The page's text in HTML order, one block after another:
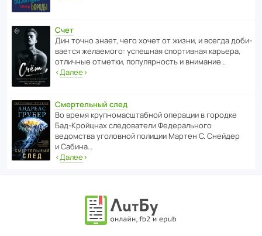
Счет
Дин точно знает, чего хочет от жизни, и всегда доби­
ва­ется жела­е­мого: успе­шная спор­ти­вная карьера,
отли­чные отметки, попу­ля­р­ность и внимание…
‹Далее›
Смертельный след
Во время круп­но­мас­ш­та­бной операции в городке
Бад‑Крой­цнах следо­ва­тели Феде­раль­ного
ведомства уголо­вной полиции Мартен С. Снейдер
и Сабина…
‹Далее›